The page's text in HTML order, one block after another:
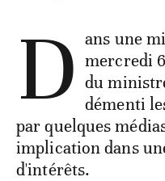
D ans une
mercredi
du
démenti
par quelques
implication dans
d'intérêts.